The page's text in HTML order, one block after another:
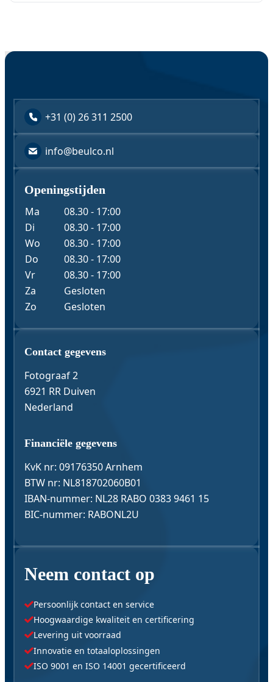
+31 (0) 26 311 2500
info@beulco.nl
Openingstijden
Ma
08.30 - 17:00
Di
08.30 - 17:00
Wo
08.30 - 17:00
Do
08.30 - 17:00
Vr
08.30 - 17:00
Za
Gesloten
Zo
Gesloten
Contact & Gegevens
Contact gegevens
Fotograaf 2
6921 RR Duiven
Nederland
Financiële gegevens
KvK nr: 09176350 Arnhem
BTW nr: NL818702060B01
IBAN-nummer: NL28 RABO 0383 9461 15
BIC-nummer: RABONL2U
Neem contact op
Persoonlijk contact en service
Hoogwaardige kwaliteit en certificering
Levering uit voorraad
Innovatie en totaaloplossingen
ISO 9001 en ISO 14001 gecertificeerd